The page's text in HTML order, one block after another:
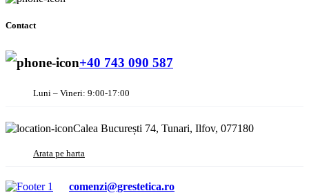
Contact
+40 743 090 587
Luni – Vineri: 9:00-17:00
Calea București 74, Tunari, Ilfov, 077180
Arata pe harta
comenzi@grestetica.ro